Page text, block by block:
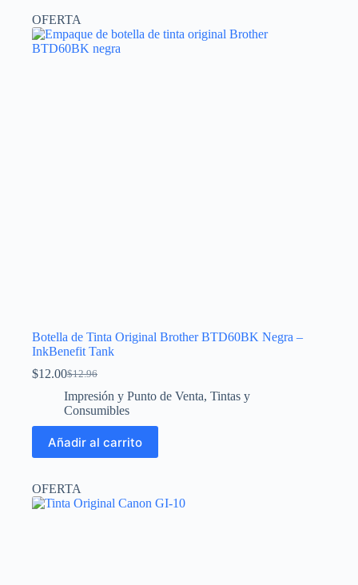
variantes.
Las
opciones
OFERTA
Botella de Tinta Original Brother BTD60BK Negra –
InkBenefit Tank
$12.96
El
precio
original
era:
$12.96.
$12.00El
precio
actual
es:
$12.00.
Impresión y Punto de Venta, Tintas y
Consumibles
Añadir al carrito
OFERTA